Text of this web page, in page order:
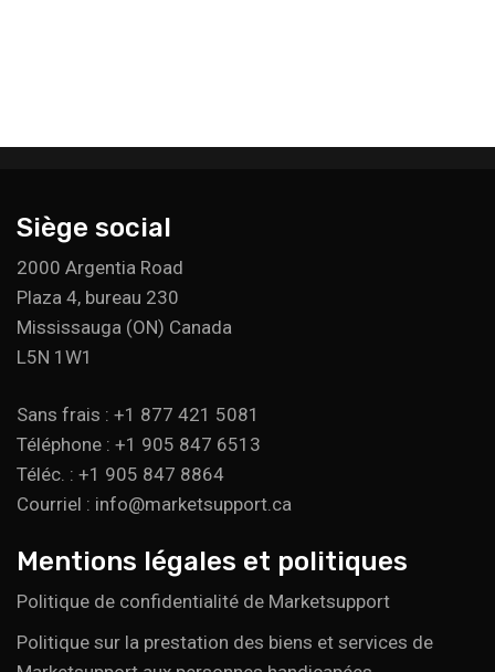
Siège social
2000 Argentia Road
Plaza 4, bureau 230
Mississauga (ON) Canada
L5N 1W1
Sans frais : +1 877 421 5081
Téléphone : +1 905 847 6513
Téléc. : +1 905 847 8864
Courriel : info@marketsupport.ca
Mentions légales et politiques
Politique de confidentialité de Marketsupport
Politique sur la prestation des biens et services de